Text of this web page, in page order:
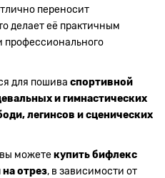
переносит
делает её практичным
профессионального
для пошива спортивной
и гимнастических
легинсов и сценических
можетекупить бифлекс
отрез, в зависимости от